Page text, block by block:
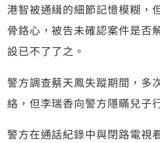
港智被通緝的細節記憶模糊，
骨鉻心，被告未確認案件是否
設已不了了之。
警方調查蔡天鳳失蹤期間，多
絡，但李瑞香向警方隱瞞兒子
警方在通話紀錄中與閉路電視